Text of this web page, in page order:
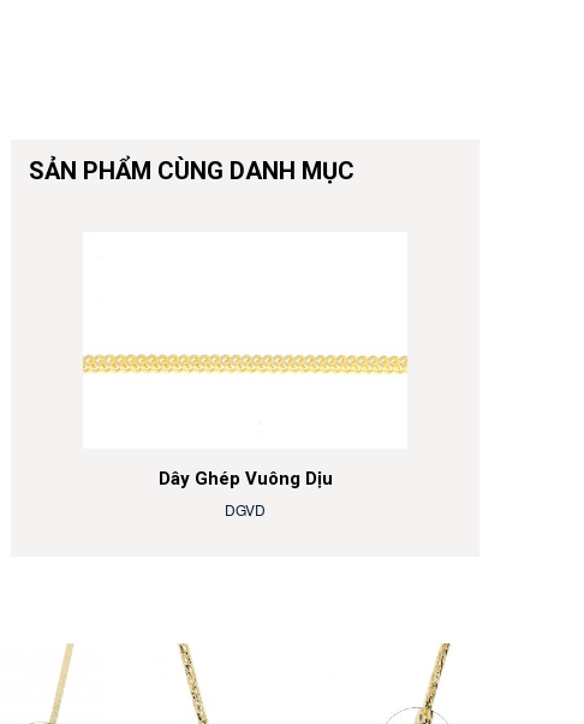
SẢN PHẨM CÙNG DANH MỤC
Dây Ghép Vuông Dịu
DGVD